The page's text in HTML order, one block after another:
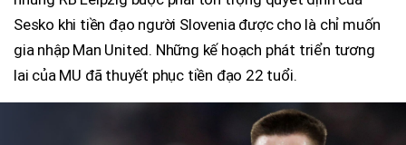
Sesko khi tiền đạo người Slovenia được cho là chỉ muốn
gia nhập Man United. Những kế hoạch phát triển tương
lai của MU đã thuyết phục tiền đạo 22 tuổi.